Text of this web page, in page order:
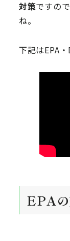
対策ですの
ね。
下記はEPA・
EPA